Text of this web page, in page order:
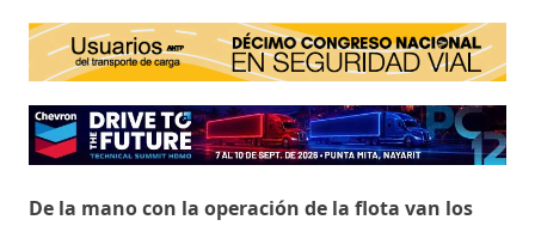
De la mano con la operación de la flota van los